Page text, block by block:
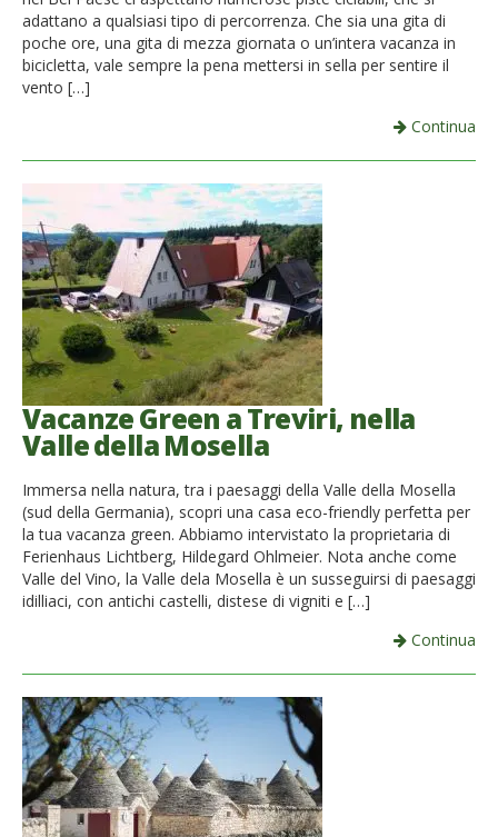
adattano a qualsiasi tipo di percorrenza. Che sia una gita di
poche ore, una gita di mezza giornata o un’intera vacanza in
bicicletta, vale sempre la pena mettersi in sella per sentire il
vento […]
Continua
Vacanze Green a Treviri, nella
Valle della Mosella
Immersa nella natura, tra i paesaggi della Valle della Mosella
(sud della Germania), scopri una casa eco-friendly perfetta per
la tua vacanza green. Abbiamo intervistato la proprietaria di
Ferienhaus Lichtberg, Hildegard Ohlmeier. Nota anche come
Valle del Vino, la Valle dela Mosella è un susseguirsi di paesaggi
idilliaci, con antichi castelli, distese di vigniti e […]
Continua